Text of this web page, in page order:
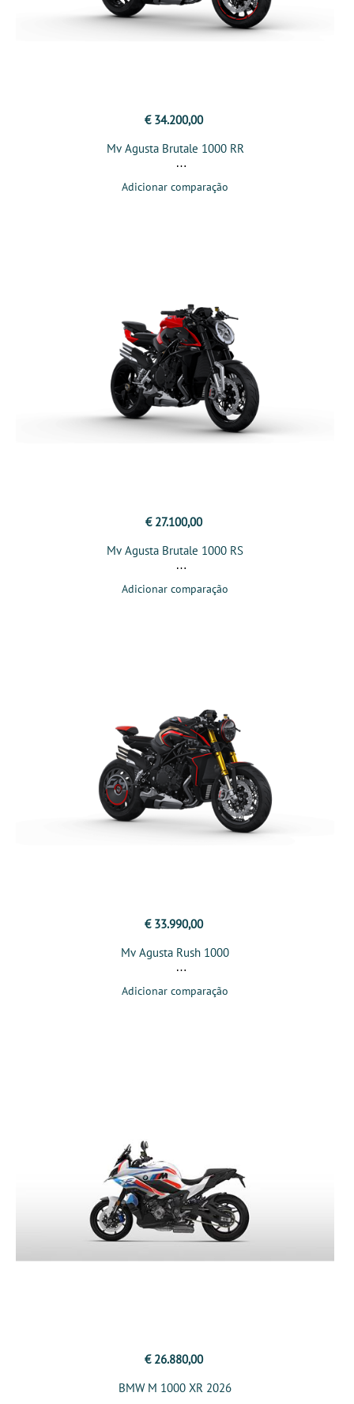
€ 34.200,00
Mv Agusta Brutale 1000 RR
Adicionar comparação
€ 27.100,00
Mv Agusta Brutale 1000 RS
Adicionar comparação
€ 33.990,00
Mv Agusta Rush 1000
Adicionar comparação
€ 26.880,00
BMW M 1000 XR 2026